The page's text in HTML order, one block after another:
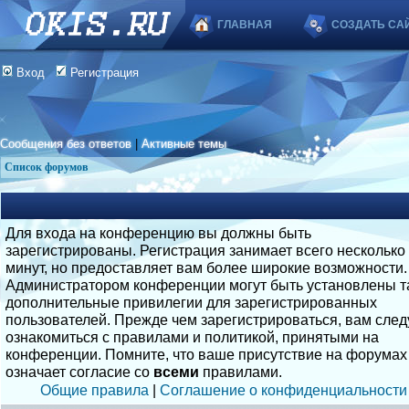
ГЛАВНАЯ СОЗДАТЬ
Вход Регистрация
Сообщения без ответов |Активные темы
Список форумов
Для входа на конференцию вы должны быть
зарегистрированы. Регистрация занимает всего несколько
минут, но предоставляет вам более широкие возможности.
Администратором конференции могут быть установлены
дополнительные привилегии для зарегистрированных
пользователей. Прежде чем зарегистрироваться, вам
ознакомиться с правилами и политикой, принятыми на
конференции. Помните, что ваше присутствие на форумах
означает согласие со всеми правилами.
Общие правила | Соглашение о конфиденциальности